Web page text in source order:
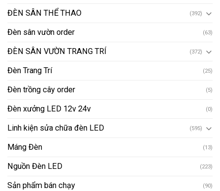
ĐÈN SÂN THỂ THAO (392)
Đèn sân vườn order (63)
ĐÈN SÂN VƯỜN TRANG TRÍ (372)
Đèn Trang Trí (25)
Đèn trồng cây order (5)
Đèn xưởng LED 12v 24v (0)
Linh kiện sửa chữa đèn LED (595)
Máng Đèn (13)
Nguồn Đèn LED (223)
Sản phẩm bán chạy (90)